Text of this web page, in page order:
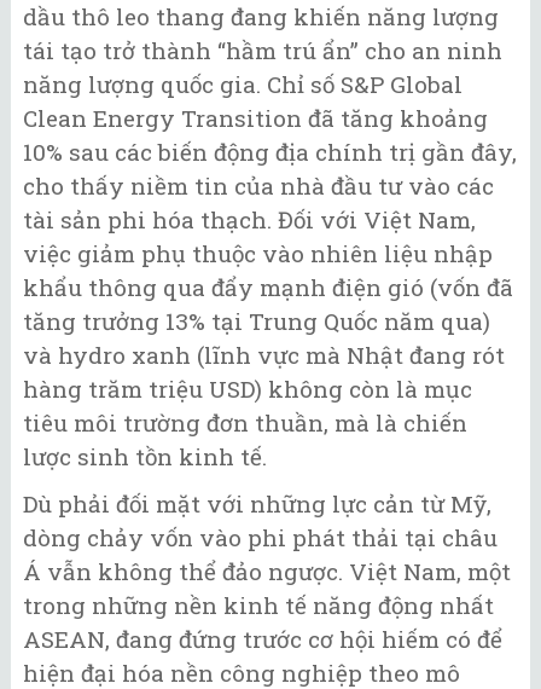
dầu thô leo thang đang khiến năng lượng
tái tạo trở thành “hầm trú ẩn” cho an ninh
năng lượng quốc gia. Chỉ số S&P Global
Clean Energy Transition đã tăng khoảng
10% sau các biến động địa chính trị gần đây,
cho thấy niềm tin của nhà đầu tư vào các
tài sản phi hóa thạch. Đối với Việt Nam,
việc giảm phụ thuộc vào nhiên liệu nhập
khẩu thông qua đẩy mạnh điện gió (vốn đã
tăng trưởng 13% tại Trung Quốc năm qua)
và hydro xanh (lĩnh vực mà Nhật đang rót
hàng trăm triệu USD) không còn là mục
tiêu môi trường đơn thuần, mà là chiến
lược sinh tồn kinh tế.
Dù phải đối mặt với những lực cản từ Mỹ,
dòng chảy vốn vào phi phát thải tại châu
Á vẫn không thể đảo ngược. Việt Nam, một
trong những nền kinh tế năng động nhất
ASEAN, đang đứng trước cơ hội hiếm có để
hiện đại hóa nền công nghiệp theo mô